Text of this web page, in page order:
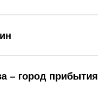
– город прибытия